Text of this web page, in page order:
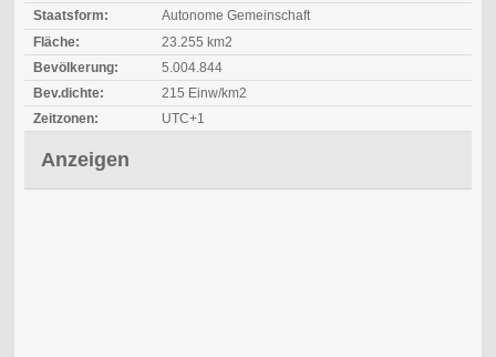
Staatsform:
Autonome Gemeinschaft
Fläche:
23.255 km2
Bevölkerung:
5.004.844
Bev.dichte:
215 Einw/km2
Zeitzonen:
UTC+1
Anzeigen